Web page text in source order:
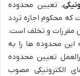
، تعیین محدوده
محکوم اجازه تردد
مقررات و تخلف است.
این محدوده ها را به
تعیین محدوده
الکترونیکی مصوب